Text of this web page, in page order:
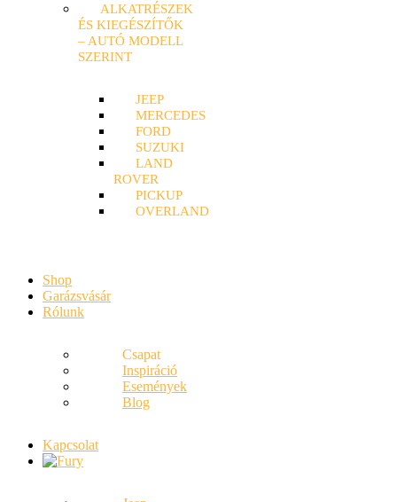
ALKATRÉSZEK
ÉS KIEGÉSZÍTŐK
– AUTÓ MODELL
SZERINT
JEEP
MERCEDES
FORD
SUZUKI
LAND
ROVER
PICKUP
OVERLAND
Shop
Garázsvásár
Rólunk
Csapat
Inspiráció
Események
Blog
Kapcsolat